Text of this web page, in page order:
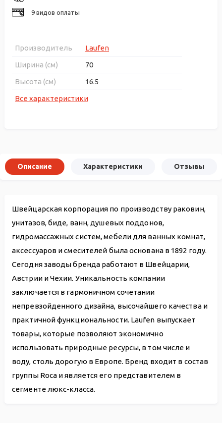
9 видов оплаты
Производитель
Laufen
Ширина (см)
70
Высота (см)
16.5
Все характеристики
Описание Характеристики Отзывы
Швейцарская корпорация по производству раковин,
унитазов, биде, ванн, душевых поддонов,
гидромассажных систем, мебели для ванных комнат,
аксессуаров и смесителей была основана в 1892 году.
Сегодня заводы бренда работают в Швейцарии,
Австрии и Чехии. Уникальность компании
заключается в гармоничном сочетании
непревзойденного дизайна, высочайшего качества и
практичной функциональности. Laufen выпускает
товары, которые позволяют экономично
использовать природные ресурсы, в том числе и
воду, столь дорогую в Европе. Бренд входит в состав
группы Roca и является его представителем в
сегменте люкс-класса.